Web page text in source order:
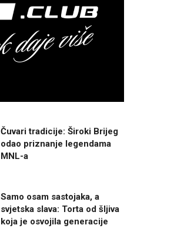
Čuvari tradicije: Široki Brijeg
odao priznanje legendama
MNL-a
Samo osam sastojaka, a
svjetska slava: Torta od šljiva
koja je osvojila generacije